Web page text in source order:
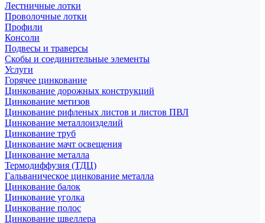
Лестничные лотки
Проволочные лотки
Профили
Консоли
Подвесы и траверсы
Скобы и соединительные элементы
Услуги
Горячее цинкование
Цинкование дорожных конструкций
Цинкование метизов
Цинкование рифленых листов и листов ПВЛ
Цинкование металлоизделий
Цинкование труб
Цинкование мачт освещения
Цинкование металла
Термодиффузия (ТДЦ)
Гальваническое цинкование металла
Цинкование балок
Цинкование уголка
Цинкование полос
Цинкование швеллера